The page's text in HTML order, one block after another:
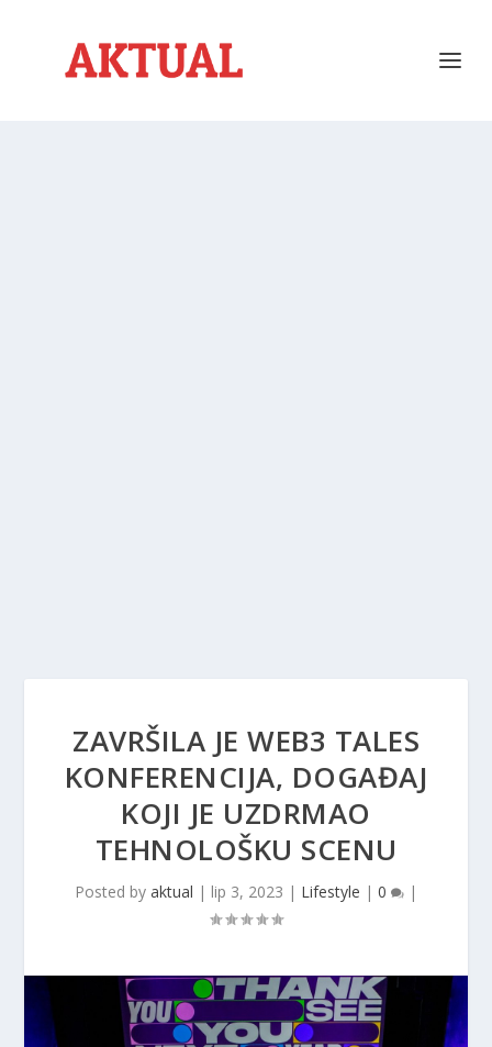
ZAVRŠILA JE WEB3 TALES
KONFERENCIJA, DOGAĐAJ
KOJI JE UZDRMAO
TEHNOLOŠKU SCENU
Posted by aktual | lip 3, 2023 | Lifestyle | 0 |